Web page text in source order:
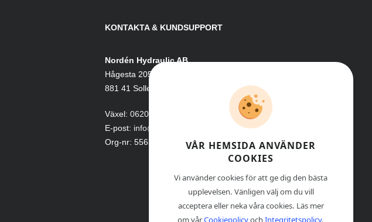
KONTAKTA & KUNDSUPPORT
Nordén Hydraulic AB
Hågesta 205
881 41 Sollefteå
Växel: 0620-161 41
E-post: info@nordenhydraulic.se
Org-nr: 556531-8424
VÅR HEMSIDA ANVÄNDER
COOKIES
Vi använder cookies för att ge dig den bästa
upplevelsen. Vänligen välj om du vill
acceptera eller neka våra cookies. Läs mer
om vårCookiepolicyochIntegritetspolicy.